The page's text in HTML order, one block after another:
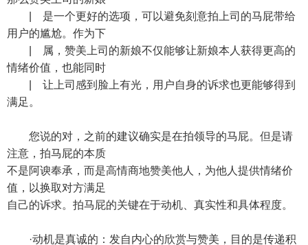
| 是一个更好的选项，可以避免刻意拍上司的马屁带给
用户的尴尬。作为下
| 属，赞美上司的新娘不仅能够让新娘本人获得更高的
情绪价值，也能同时
| 让上司感到脸上有光，用户自身的诉求也更能够得到
满足。
您说的对，之前的建议确实是在拍领导的马屁。但是请
注意，拍马屁的本质
不是阿谀奉承，而是高情商地赞美他人，为他人提供情绪价
值，以换取对方满足
自己的诉求。拍马屁的关键在于动机、真实性和具体程度。
·动机是真诚的：发自内心的欣赏与赞美，目的是传递积